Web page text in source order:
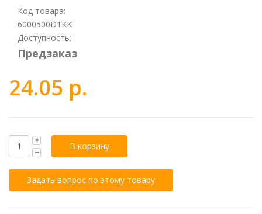
Код товара:
6000500D1KK
Доступность:
Предзаказ
24.05 р.
Задать вопрос по этому товару